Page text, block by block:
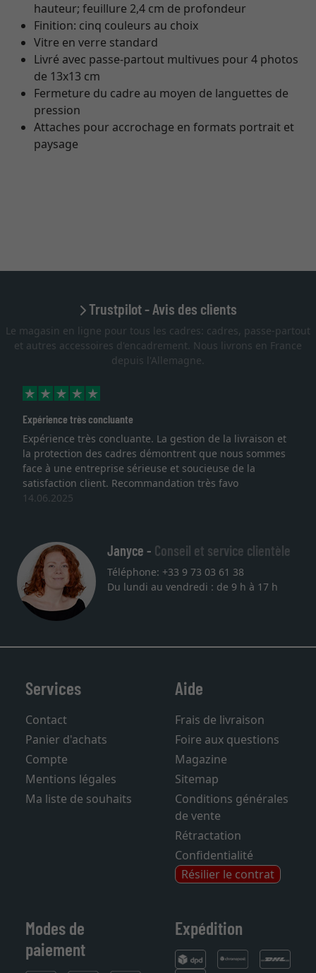
hauteur; feuillure 2,4 cm de profondeur
Finition: cinq couleurs au choix
Vitre en verre standard
Livré avec passe-partout multivues pour 4 photos
de 13x13 cm
Fermeture du cadre au moyen de languettes de
pression
Attaches pour accrochage en formats portrait et
paysage
Trustpilot - Avis des clients
Le magasin en ligne pour tous les cadres: cadres, passe-partout
et autres accessoires d'encadrement. Nous livrons en France
depuis l'Allemagne.
Expérience très concluante
Expérience très concluante. La gestion de la livraison et
la protection des cadres démontrent que nous sommes
face à une entreprise sérieuse et soucieuse de la
satisfaction client. Recommandation très favo
14.06.2025
Janyce - Conseil et service clientèle
Téléphone: +33 9 73 03 61 38
Du lundi au vendredi : de 9 h à 17 h
Services
Contact
Panier d'achats
Compte
Mentions légales
Ma liste de souhaits
Aide
Frais de livraison
Foire aux questions
Magazine
Sitemap
Conditions générales
de vente
Rétractation
Confidentialité
Résilier le contrat
Modes de
paiement
Expédition